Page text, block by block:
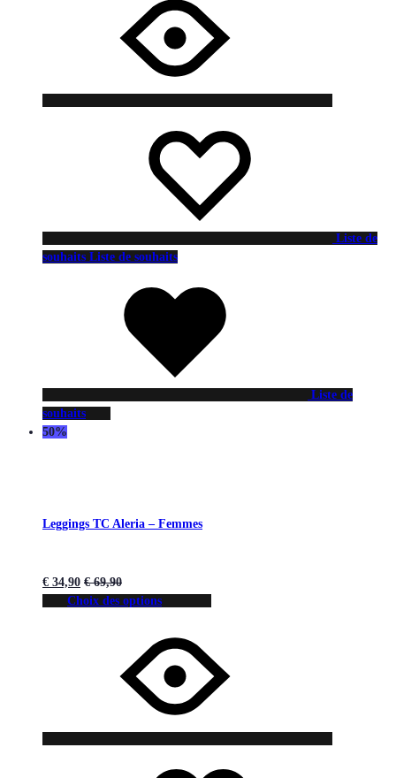
Liste de
souhaits Liste de souhaits
Liste de
souhaits
50%
Leggings TC Aleria – Femmes
€ 34,90 €69,90
Choix des options